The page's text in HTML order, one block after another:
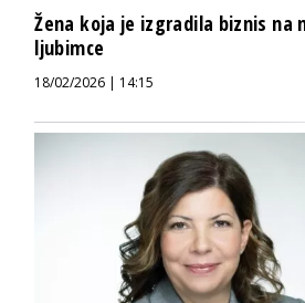
Žena koja je izgradila biznis na
ljubimce
18/02/2026 | 14:15